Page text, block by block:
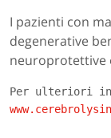
I pazienti con
degenerative
neuroprotettive